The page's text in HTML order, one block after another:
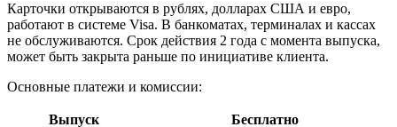
Карточки открываются в рублях, долларах США и евро,
работают в системе Visa. В банкоматах, терминалах и кассах
не обслуживаются. Срок действия 2 года с момента выпуска,
может быть закрыта раньше по инициативе клиента.
Основные платежи и комиссии:
Выпуск
Бесплатно